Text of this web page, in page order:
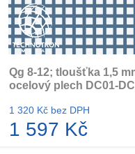
Qg 8-12; tloušťka 1,5
ocelový plech DC01-
1 320 Kč bez DPH
1 597 Kč